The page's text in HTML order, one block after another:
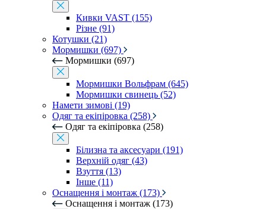
Кивки VAST (155)
Різне (91)
Котушки (21)
Мормишки (697)
Мормишки (697)
Мормишки Вольфрам (645)
Мормишки свинець (52)
Намети зимові (19)
Одяг та екіпіровка (258)
Одяг та екіпіровка (258)
Білизна та аксесуари (191)
Верхній одяг (43)
Взуття (13)
Інше (11)
Оснащення і монтаж (173)
Оснащення і монтаж (173)